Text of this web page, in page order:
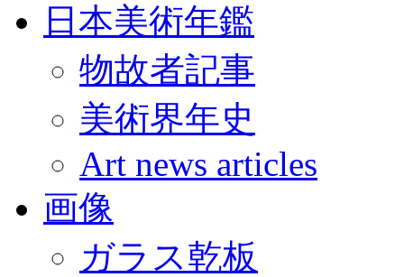
日本美術年鑑
物故者記事
美術界年史
Art news articles
画像
ガラス乾板